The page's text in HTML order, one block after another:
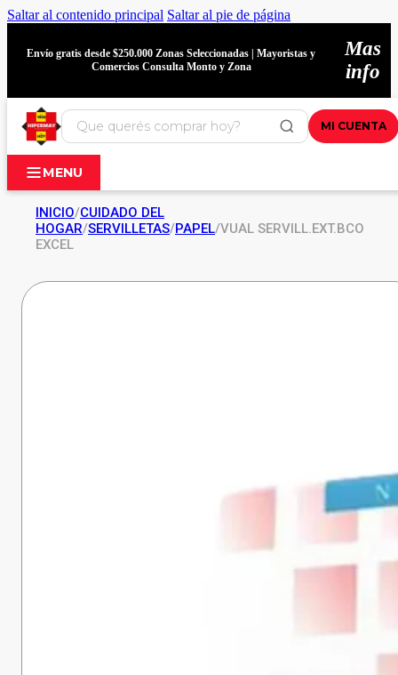
Saltar al contenido principal Saltar al pie de página
Envío gratis desde $250.000 Zonas Seleccionadas | Mayoristas y
Comercios Consulta Monto y Zona
Mas
info
MI CUENTA
MENU
INICIO/CUIDADO DEL
HOGAR/SERVILLETAS/PAPEL/VUAL SERVILL.EXT.BCO
EXCEL